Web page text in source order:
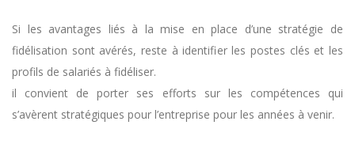
Si les avantages liés à la mise en place d’une stratégie de
fidélisation sont avérés, reste à identifier les postes clés et les
profils de salariés à fidéliser.
il convient de porter ses efforts sur les compétences qui
s’avèrent stratégiques pour l’entreprise pour les années à venir.